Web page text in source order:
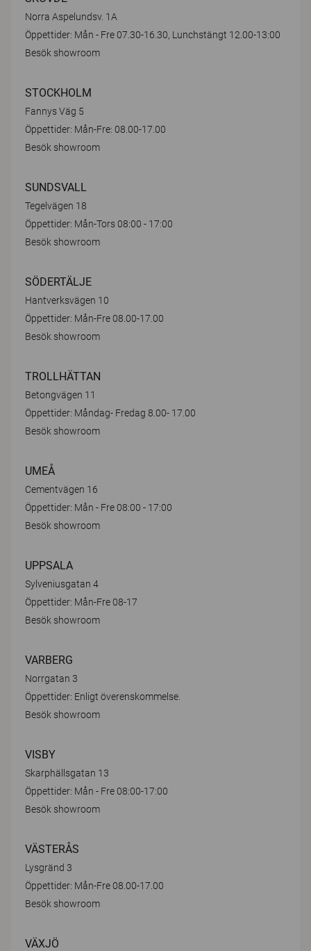
Norra Aspelundsv. 1A
Öppettider: Mån - Fre 07.30-16.30, Lunchstängt 12.00-13:00
Besök showroom
STOCKHOLM
Fannys Väg 5
Öppettider: Mån-Fre: 08.00-17.00
Besök showroom
SUNDSVALL
Tegelvägen 18
Öppettider: Mån-Tors 08:00 - 17:00
Besök showroom
SÖDERTÄLJE
Hantverksvägen 10
Öppettider: Mån-Fre 08.00-17.00
Besök showroom
TROLLHÄTTAN
Betongvägen 11
Öppettider: Måndag- Fredag 8.00- 17.00
Besök showroom
UMEÅ
Cementvägen 16
Öppettider: Mån - Fre 08:00 - 17:00
Besök showroom
UPPSALA
Sylveniusgatan 4
Öppettider: Mån-Fre 08-17
Besök showroom
VARBERG
Norrgatan 3
Öppettider: Enligt överenskommelse.
Besök showroom
VISBY
Skarphällsgatan 13
Öppettider: Mån - Fre 08:00-17:00
Besök showroom
VÄSTERÅS
Lysgränd 3
Öppettider: Mån-Fre 08.00-17.00
Besök showroom
VÄXJÖ